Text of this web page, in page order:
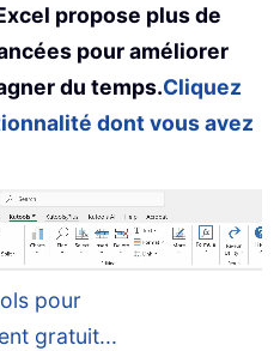
propose plus de
pour améliorer
du temps.Cliquez
dont vous avez
pour
gratuit...